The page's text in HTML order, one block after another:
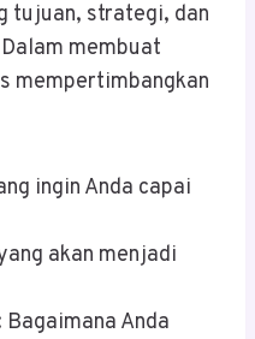
tujuan, strategi, dan
membuat
mempertimbangkan
ingin Anda capai
akan menjadi
Bagaimana Anda